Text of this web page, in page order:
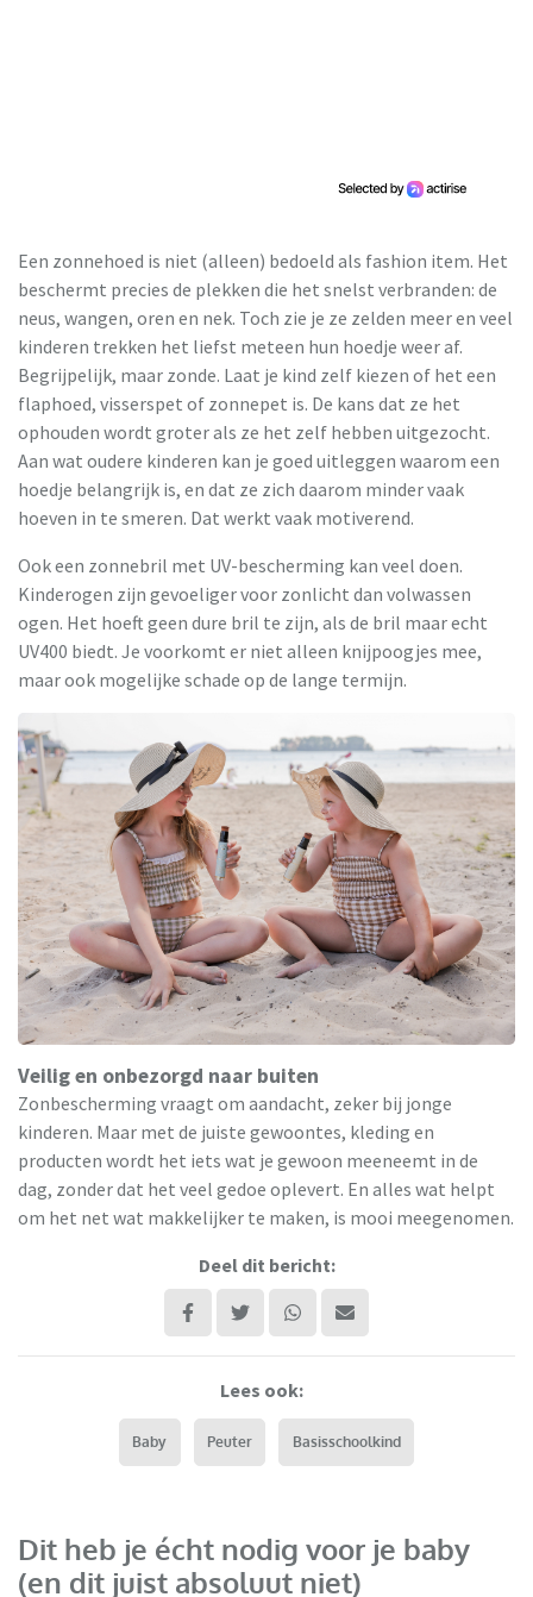
Een zonnehoed is niet (alleen) bedoeld als fashion item. Het
beschermt precies de plekken die het snelst verbranden: de
neus, wangen, oren en nek. Toch zie je ze zelden meer en veel
kinderen trekken het liefst meteen hun hoedje weer af.
Begrijpelijk, maar zonde. Laat je kind zelf kiezen of het een
flaphoed, visserspet of zonnepet is. De kans dat ze het
ophouden wordt groter als ze het zelf hebben uitgezocht.
Aan wat oudere kinderen kan je goed uitleggen waarom een
hoedje belangrijk is, en dat ze zich daarom minder vaak
hoeven in te smeren. Dat werkt vaak motiverend.
Ook een zonnebril met UV-bescherming kan veel doen.
Kinderogen zijn gevoeliger voor zonlicht dan volwassen
ogen. Het hoeft geen dure bril te zijn, als de bril maar echt
UV400 biedt. Je voorkomt er niet alleen knijpoogjes mee,
maar ook mogelijke schade op de lange termijn.
Veilig en onbezorgd naar buiten
Zonbescherming vraagt om aandacht, zeker bij jonge
kinderen. Maar met de juiste gewoontes, kleding en
producten wordt het iets wat je gewoon meeneemt in de
dag, zonder dat het veel gedoe oplevert. En alles wat helpt
om het net wat makkelijker te maken, is mooi meegenomen.
Deel dit bericht:
Lees ook:
Baby Peuter Basisschoolkind
Dit heb je écht nodig voor je baby
(en dit juist absoluut niet)